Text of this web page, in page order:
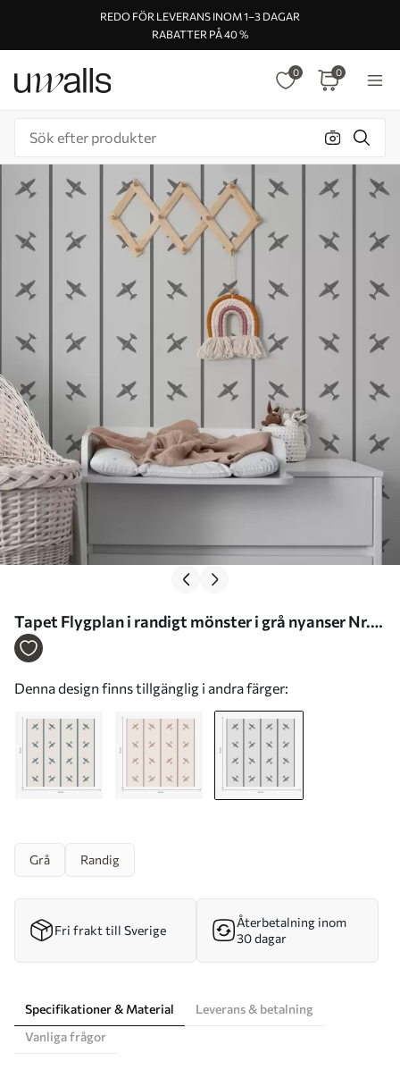
REDO FÖR LEVERANS INOM 1–3 DAGAR
RABATTER PÅ 40 %
0 0
Tapet Flygplan i randigt mönster i grå nyanser Nr.
a01169v2
Denna design finns tillgänglig i andra färger:
Grå Randig
Fri frakt till Sverige
Återbetalning inom
30 dagar
Specifikationer & Material
Leverans & betalning
Vanliga frågor